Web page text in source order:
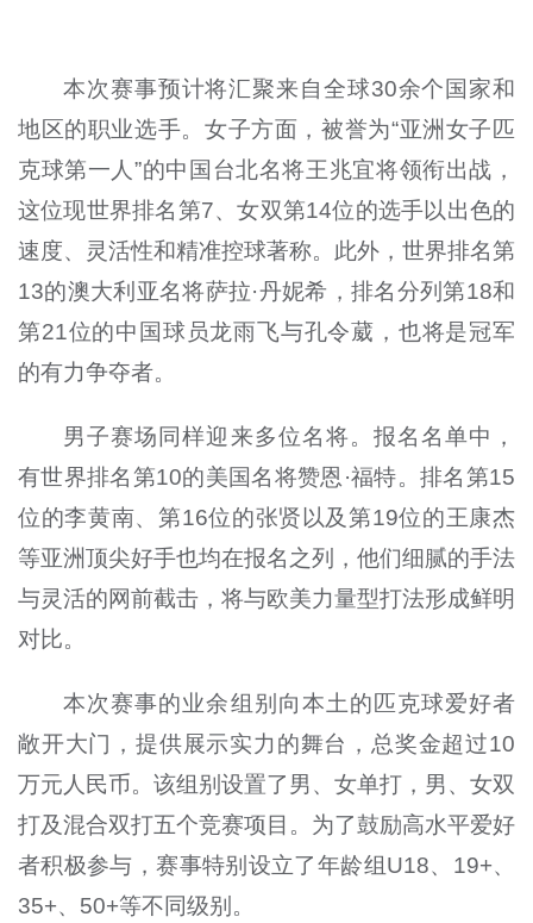
本次赛事预计将汇聚来自全球30余个国家和
地区的职业选手。女子方面，被誉为“亚洲女子匹
克球第一人”的中国台北名将王兆宜将领衔出战，
这位现世界排名第7、女双第14位的选手以出色的
速度、灵活性和精准控球著称。此外，世界排名第
13的澳大利亚名将萨拉·丹妮希，排名分列第18和
第21位的中国球员龙雨飞与孔令葳，也将是冠军
的有力争夺者。
男子赛场同样迎来多位名将。报名名单中，
有世界排名第10的美国名将赞恩·福特。排名第15
位的李黄南、第16位的张贤以及第19位的王康杰
等亚洲顶尖好手也均在报名之列，他们细腻的手法
与灵活的网前截击，将与欧美力量型打法形成鲜明
对比。
本次赛事的业余组别向本土的匹克球爱好者
敞开大门，提供展示实力的舞台，总奖金超过10
万元人民币。该组别设置了男、女单打，男、女双
打及混合双打五个竞赛项目。为了鼓励高水平爱好
者积极参与，赛事特别设立了年龄组 U18、 19+、
35+、 50+等不同级别。